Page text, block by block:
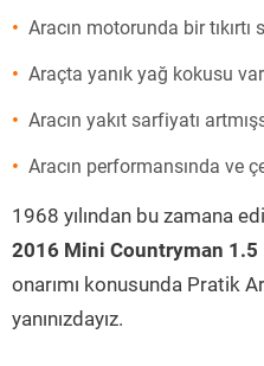
Aracın motorunda bir tıkırtı
Araçta yanık yağ kokusu
Aracın yakıt sarfiyatı
Aracın performansında ve
1968 yılından bu zamana
2016 Mini Countryman 1.5
onarımı konusunda Pratik
yanınızdayız.